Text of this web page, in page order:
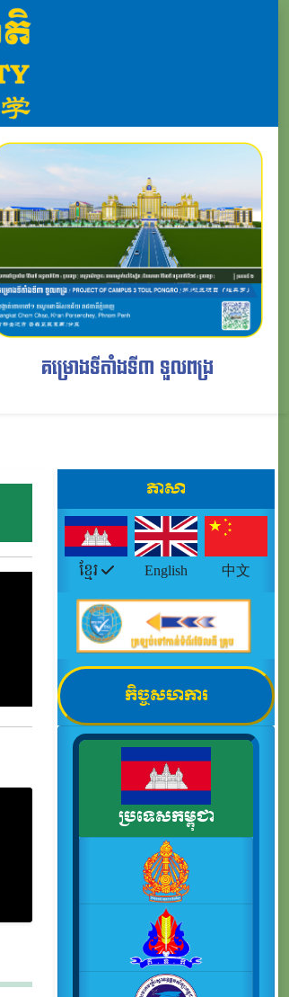
គម្រោងទី​តាំងទី៣ ទួលពង្រ
ភាសា
ខ្មែរ English 中文
កិច្ចសហការ
ប្រទេសកម្ពុជា